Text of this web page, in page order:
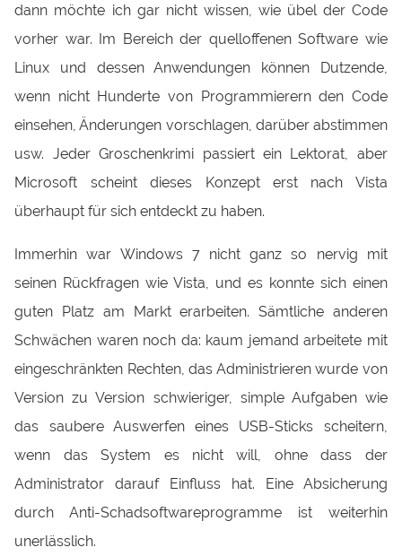
dann möchte ich gar nicht wissen, wie übel der Code
vorher war. Im Bereich der quelloffenen Software wie
Linux und dessen Anwendungen können Dutzende,
wenn nicht Hunderte von Programmierern den Code
einsehen, Änderungen vorschlagen, darüber abstimmen
usw. Jeder Groschenkrimi passiert ein Lektorat, aber
Microsoft scheint dieses Konzept erst nach Vista
überhaupt für sich entdeckt zu haben.
Immerhin war Windows 7 nicht ganz so nervig mit
seinen Rückfragen wie Vista, und es konnte sich einen
guten Platz am Markt erarbeiten. Sämtliche anderen
Schwächen waren noch da: kaum jemand arbeitete mit
eingeschränkten Rechten, das Administrieren wurde von
Version zu Version schwieriger, simple Aufgaben wie
das saubere Auswerfen eines USB-Sticks scheitern,
wenn das System es nicht will, ohne dass der
Administrator darauf Einfluss hat. Eine Absicherung
durch Anti-Schadsoftwareprogramme ist weiterhin
unerlässlich.